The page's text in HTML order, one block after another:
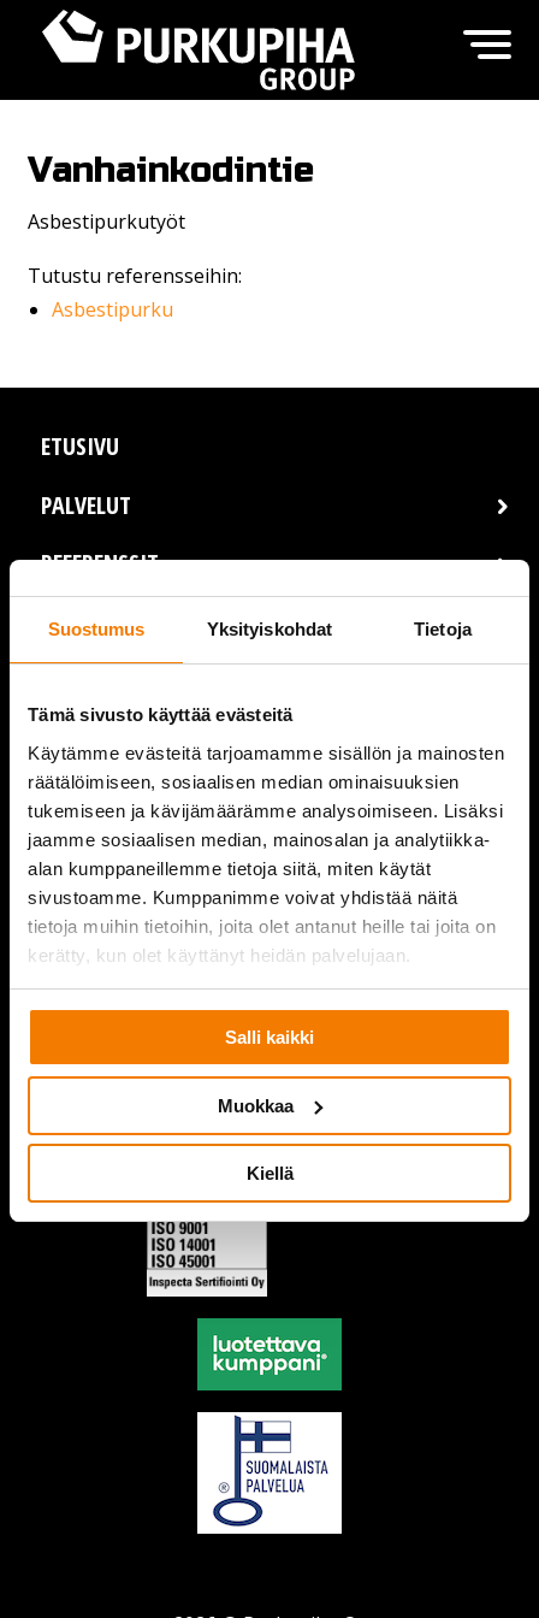
Suostumus Yksityiskohdat Tietoja
Tämä sivusto käyttää evästeitä
Käytämme evästeitä tarjoamamme sisällön ja mainosten
räätälöimiseen, sosiaalisen median ominaisuuksien
tukemiseen ja kävijämäärämme analysoimiseen. Lisäksi
jaamme sosiaalisen median, mainosalan ja analytiikka-
alan kumppaneillemme tietoja siitä, miten käytät
sivustoamme. Kumppanimme voivat yhdistää näitä
tietoja muihin tietoihin, joita olet antanut heille tai joita on
kerätty, kun olet käyttänyt heidän palvelujaan.
Salli kaikki
Muokkaa
Kiellä
Vanhainkodintie
Asbestipurkutyöt
Tutustu referensseihin:
Asbestipurku
ETUSIVU
PALVELUT
REFERENSSIT
AJANKOHTAISTA
YRITYS
YHTEYSTIEDOT
PURKUPIHA